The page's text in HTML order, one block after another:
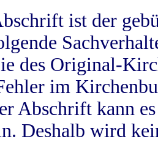
ist der
des Original-
im
Abschrift kann
Deshalb wird